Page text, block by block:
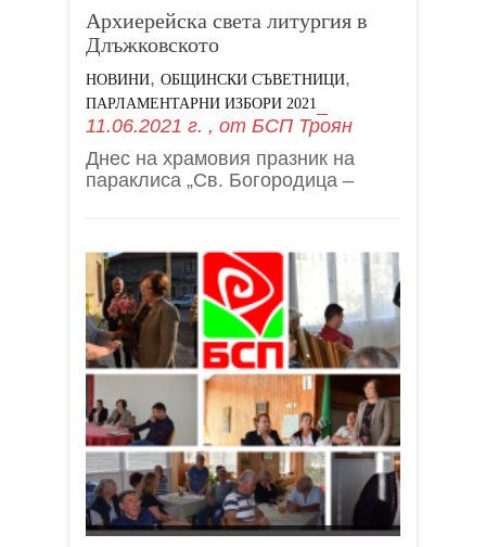
Архиерейска света литургия в
Длъжковското
НОВИНИ, ОБЩИНСКИ СЪВЕТНИЦИ,
ПАРЛАМЕНТАРНИ ИЗБОРИ 2021
11.06.2021 г. , от БСП Троян
Днес на храмовия празник на
параклиса „Св. Богородица –